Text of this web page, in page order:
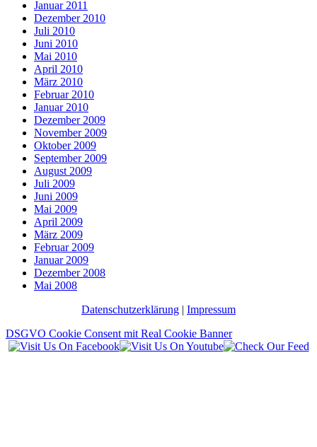
Januar 2011
Dezember 2010
Juli 2010
Juni 2010
Mai 2010
April 2010
März 2010
Februar 2010
Januar 2010
Dezember 2009
November 2009
Oktober 2009
September 2009
August 2009
Juli 2009
Juni 2009
Mai 2009
April 2009
März 2009
Februar 2009
Januar 2009
Dezember 2008
Mai 2008
Datenschutzerklärung | Impressum
DSGVO Cookie Consent mit Real Cookie Banner